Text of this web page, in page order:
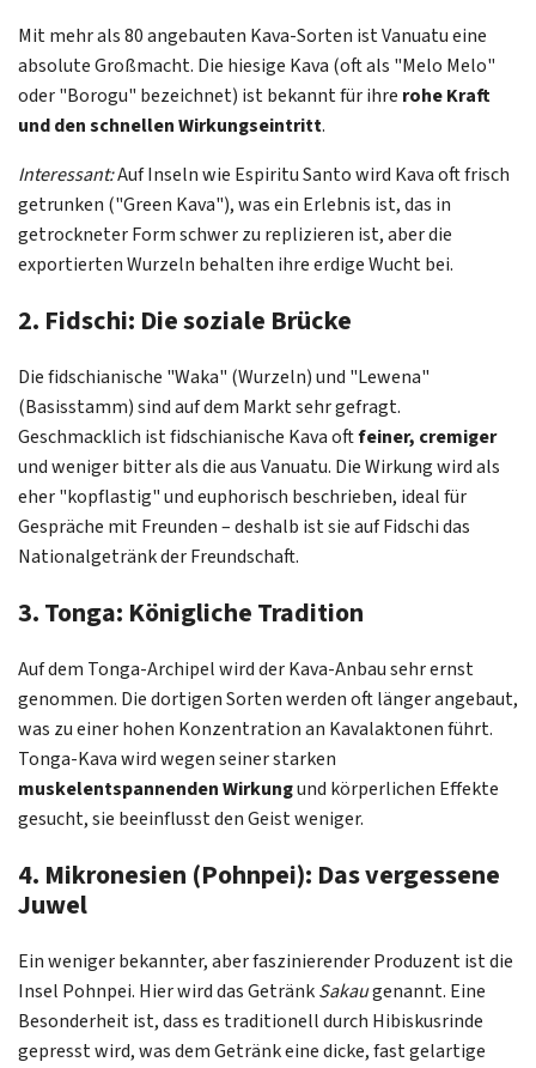
Mit mehr als 80 angebauten Kava-Sorten ist Vanuatu eine
absolute Großmacht. Die hiesige Kava (oft als "Melo Melo"
oder "Borogu" bezeichnet) ist bekannt für ihre rohe Kraft
und den schnellen Wirkungseintritt.
Interessant:Auf Inseln wie Espiritu Santo wird Kava oft frisch
getrunken ("Green Kava"), was ein Erlebnis ist, das in
getrockneter Form schwer zu replizieren ist, aber die
exportierten Wurzeln behalten ihre erdige Wucht bei.
2. Fidschi: Die soziale Brücke
Die fidschianische "Waka" (Wurzeln) und "Lewena"
(Basisstamm) sind auf dem Markt sehr gefragt.
Geschmacklich ist fidschianische Kava oftfeiner, cremiger
und weniger bitter als die aus Vanuatu. Die Wirkung wird als
eher "kopflastig" und euphorisch beschrieben, ideal für
Gespräche mit Freunden – deshalb ist sie auf Fidschi das
Nationalgetränk der Freundschaft.
3. Tonga: Königliche Tradition
Auf dem Tonga-Archipel wird der Kava-Anbau sehr ernst
genommen. Die dortigen Sorten werden oft länger angebaut,
was zu einer hohen Konzentration an Kavalaktonen führt.
Tonga-Kava wird wegen seiner starken
muskelentspannenden Wirkungund körperlichen Effekte
gesucht, sie beeinflusst den Geist weniger.
4. Mikronesien (Pohnpei): Das vergessene
Juwel
Ein weniger bekannter, aber faszinierender Produzent ist die
Insel Pohnpei. Hier wird das GetränkSakaugenannt. Eine
Besonderheit ist, dass es traditionell durch Hibiskusrinde
gepresst wird, was dem Getränk eine dicke, fast gelartige